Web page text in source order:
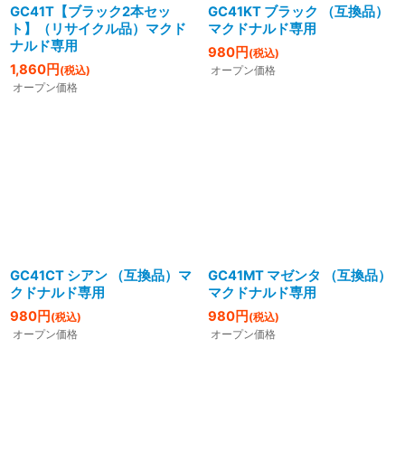
GC41T【ブラック2本セッ
ト】（リサイクル品）マクド
ナルド専用
1,860円 (税込)
オープン価格
GC41KT ブラック （互換品）
マクドナルド専用
980円 (税込)
オープン価格
GC41CT シアン （互換品）マ
クドナルド専用
980円 (税込)
オープン価格
GC41MT マゼンタ （互換品）
マクドナルド専用
980円 (税込)
オープン価格